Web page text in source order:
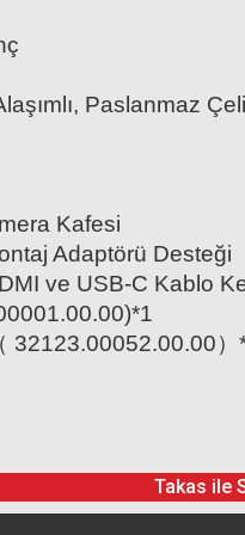
Paslanmaz
Kafesi
Adaptörü Desteği
ve USB-C Kablo
32123.00052.00.00）
Takas ile